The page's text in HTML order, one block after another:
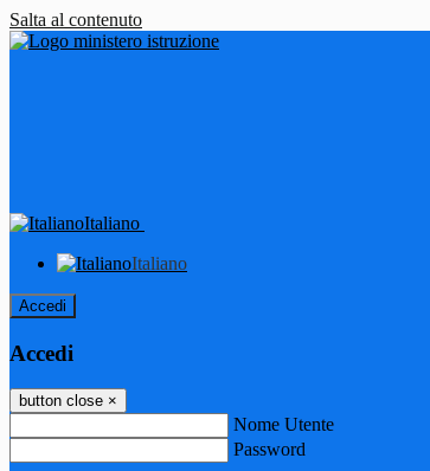
Salta al contenuto
Italiano
Italiano
Accedi
Accedi
button close ×
Nome Utente
Password